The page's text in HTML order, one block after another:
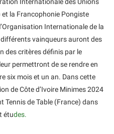
la Francophonie Pongiste
Internationale de la
vainqueurs auront des
des critères définis par le
permettront de se rendre en
six mois et un an. Dans cette
de Côte d’Ivoire Minimes 2024
Tennis de Table (France) dans
études.